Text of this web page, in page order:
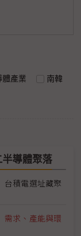
體產業
南韓
導體聚落
積電選址藏聚
求、產能與環